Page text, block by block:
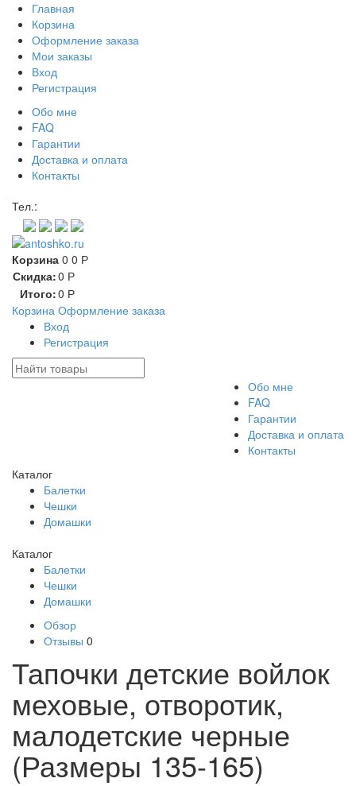
Главная
Корзина
Оформление заказа
Мои заказы
Вход
Регистрация
Обо мне
FAQ
Гарантии
Доставка и оплата
Контакты
Тел.:
Корзина 0 0 Р
Скидка:0 Р
Итого:0 Р
Корзина Оформление заказа
Вход
Регистрация
Обо мне
FAQ
Гарантии
Доставка и оплата
Контакты
Каталог
Балетки
Чешки
Домашки
Каталог
Балетки
Чешки
Домашки
Обзор
Отзывы 0
Тапочки детские войлок
меховые, отворотик,
малодетские черные
(Размеры 135-165)